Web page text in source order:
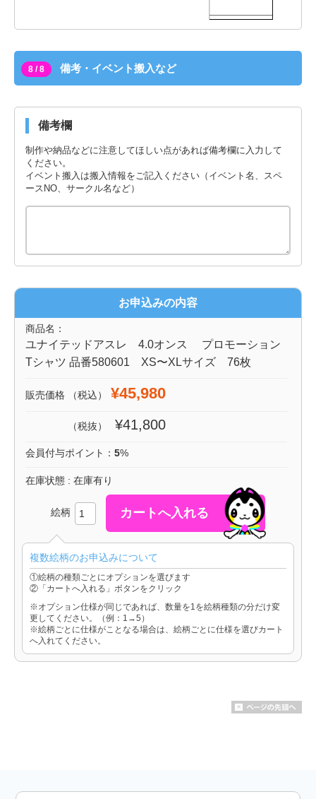
8 / 8 備考・イベント搬入など
備考欄
制作や納品などに注意してほしい点があれば備考欄に入力して
ください。
イベント搬入は搬入情報をご記入ください（イベント名、スペ
ースNO、サークル名など）
お申込みの内容
商品名：
ユナイテッドアスレ 4.0オンス プロモーション
Tシャツ 品番580601 XS〜XLサイズ 76枚
販売価格 （税込） ¥45,980
（税抜） ¥41,800
会員付与ポイント： 5%
在庫状態 : 在庫有り
絵柄
複数絵柄のお申込みについて
①絵柄の種類ごとにオプションを選びます
②「カートへ入れる」ボタンをクリック
※オプション仕様が同じであれば、数量を1を絵柄種類の分だけ変
更してください。（例：1→5）
※絵柄ごとに仕様がことなる場合は、絵柄ごとに仕様を選びカート
へ入れてください。